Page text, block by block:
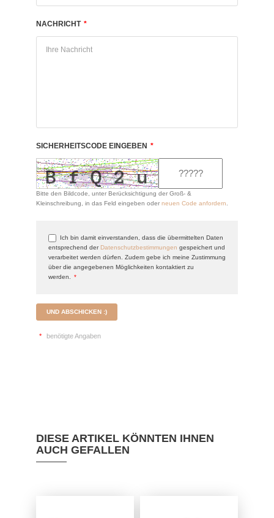
NACHRICHT *
SICHERHEITSCODE EINGEBEN *
Bitte den Bildcode, unter Berücksichtigung der Groß- &
Kleinschreibung, in das Feld eingeben oder neuen Code anfordern
Ich bin damit einverstanden, dass die übermittelten Daten
entsprechend der Datenschutzbestimmungen gespeichert und
verarbeitet werden dürfen. Zudem gebe ich meine Zustimmung
über die angegebenen Möglichkeiten kontaktiert zu
werden.
*
UND ABSCHICKEN :)
* benötigte Angaben
DIESE ARTIKEL KÖNNTEN IHNEN
AUCH GEFALLEN